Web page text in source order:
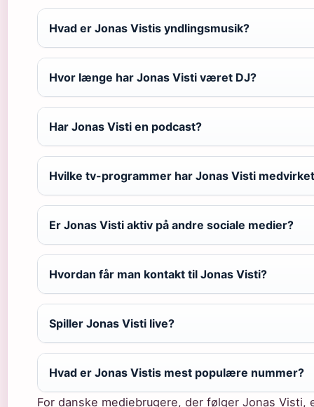
Hvad er Jonas Vistis yndlingsmusik?
Hvor længe har Jonas Visti været DJ?
Har Jonas Visti en podcast?
Hvilke tv-programmer har Jonas Visti
Er Jonas Visti aktiv på andre sociale medier?
Hvordan får man kontakt til Jonas Visti?
Spiller Jonas Visti live?
Hvad er Jonas Vistis mest populære nummer?
For danske mediebrugere, der følger Jonas